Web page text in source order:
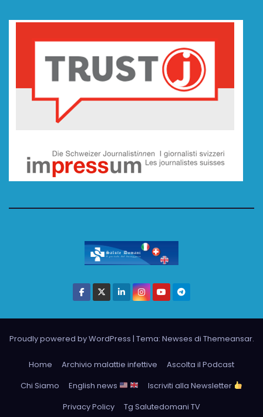
Proudly powered by WordPress | Tema: Newses di Themeansar.
Home Archivio malattie infettive
Ascolta il Podcast
Chi Siamo
English news
Iscriviti alla Newsletter
Privacy Policy
Tg Salutedomani TV